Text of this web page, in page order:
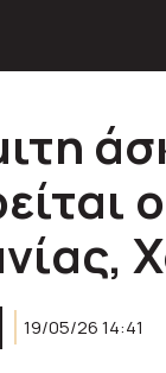
19/05/26 14:41